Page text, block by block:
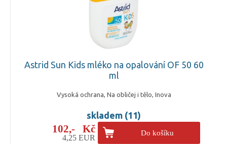
Astrid Sun Kids mléko na opalování OF 50 60
ml
Vysoká ochrana, Na obličej i tělo, Inova
skladem (11)
102,- Kč
4,25 EUR
Do košíku